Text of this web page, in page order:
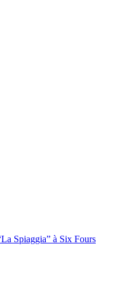
Spiaggia” à Six Fours